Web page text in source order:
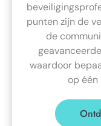
punten zijn de
de
waardoor
op